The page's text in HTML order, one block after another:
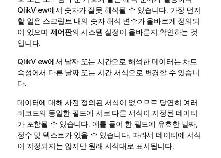
QlikView에서 숫자가 잘못 해석될 수 있습니다. 가장 먼저
할 일은 스크립트 내의 숫자 해석 변수가 올바르게 정의되
어 있으며 제어판의 시스템 설정이 올바른지 확인하는 것
입니다.
QlikView에서 날짜 또는 시간으로 해석한 데이터는 차트
속성에서 다른 날짜 또는 시간 서식으로 변경할 수 있습니
다.
데이터에 대해 사전 정의된 서식이 없으므로 당연히 여러
레코드의 동일한 필드에 서로 다른 서식이 지정된 데이터
가 포함될 수 있습니다. 예를 들어 한 필드에 유효한 날짜,
정수 및 텍스트가 있을 수 있습니다. 따라서 데이터에 서식
이 지정되지는 않지만 원래 서식대로 표시됩니다.